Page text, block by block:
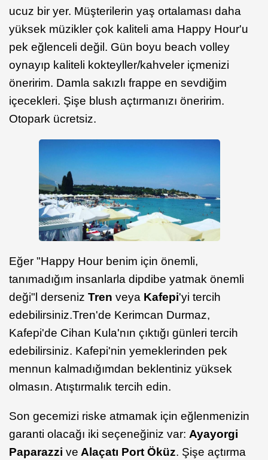
ucuz bir yer. Müşterilerin yaş ortalaması daha
yüksek müzikler çok kaliteli ama Happy Hour'u
pek eğlenceli değil. Gün boyu beach volley
oynayıp kaliteli kokteyller/kahveler içmenizi
öneririm. Damla sakızlı frappe en sevdiğim
içecekleri. Şişe blush açtırmanızı öneririm.
Otopark ücretsiz.
Eğer "Happy Hour benim için önemli,
tanımadığım insanlarla dipdibe yatmak önemli
deği"l derseniz Tren veya Kafepi'yi tercih
edebilirsiniz.Tren'de Kerimcan Durmaz,
Kafepi'de Cihan Kula'nın çıktığı günleri tercih
edebilirsiniz. Kafepi'nin yemeklerinden pek
mennun kalmadığımdan beklentiniz yüksek
olmasın. Atıştırmalık tercih edin.
Son gecemizi riske atmamak için eğlenmenizin
garanti olacağı iki seçeneğiniz var: Ayayorgi
Paparazzi ve Alaçatı Port Öküz. Şişe açtırma